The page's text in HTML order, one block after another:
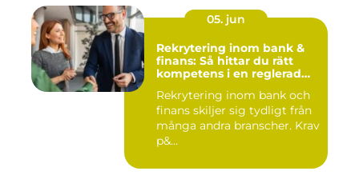
05. jun
Rekrytering inom bank &
finans: Så hittar du rätt
kompetens i en reglerad
Rekrytering inom bank och
finans skiljer sig tydligt från
många andra branscher. Krav
p&...